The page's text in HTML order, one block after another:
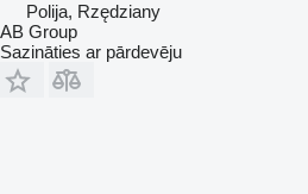
Polija, Rzędziany
AB Group
Sazināties ar pārdevēju